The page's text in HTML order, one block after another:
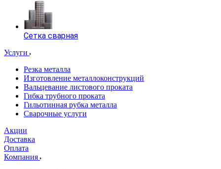
Сетка сварная
Услуги
Резка металла
Изготовление металлоконструкций
Вальцевание листового проката
Гибка трубного проката
Гильотинная рубка металла
Сварочные услуги
Акции
Доставка
Оплата
Компания